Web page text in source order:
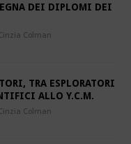
DEI DIPLOMI DEI
Colman
TRA ESPLORATORI
ALLO Y.C.M.
Colman